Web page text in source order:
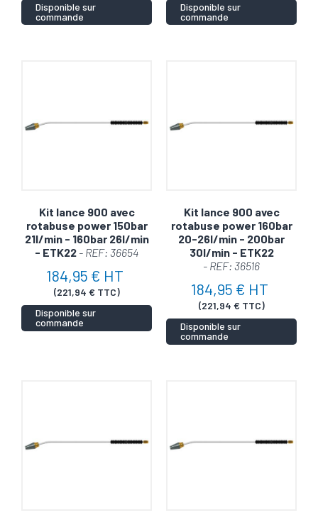
Disponible sur
commande
Disponible sur
commande
Kit lance 900 avec
rotabuse power 150bar
21l/min - 160bar 26l/min
- ETK22 - REF: 36654
184,95 € HT
(221,94 € TTC)
Disponible sur
commande
Kit lance 900 avec
rotabuse power 160bar
20-26l/min - 200bar
30l/min - ETK22
- REF: 36516
184,95 € HT
(221,94 € TTC)
Disponible sur
commande